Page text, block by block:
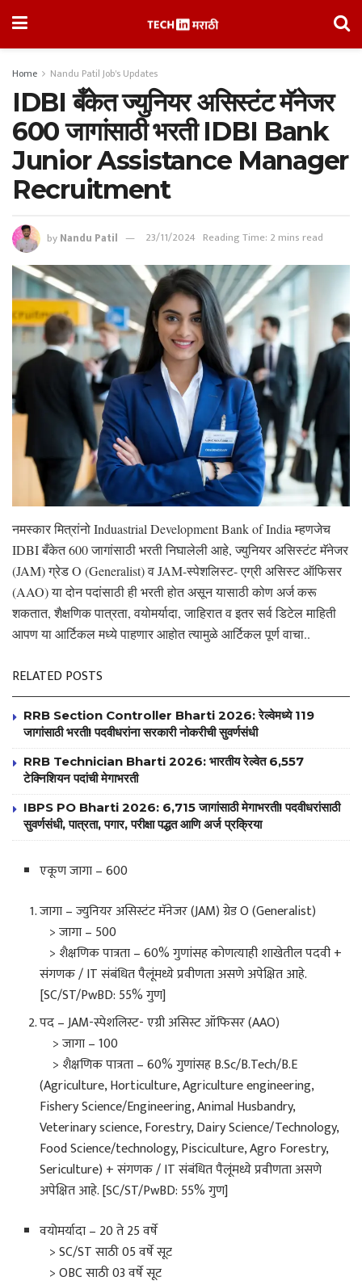
Home Nandu Patil Job's Updates
IDBI बँकेत ज्युनियर असिस्टंट मॅनेजर
600 जागांसाठी भरती IDBI Bank
Junior Assistance Manager
Recruitment
byNandu Patil 23/11/2024 Reading Time: 2 mins read
नमस्कार मित्रांनो Induastrial Development Bank of India म्हणजेच
IDBI बँकेत 600 जागांसाठी भरती निघालेली आहे, ज्युनियर असिस्टंट मॅनेजर
(JAM) ग्रेड O (Generalist) व JAM-स्पेशलिस्ट- एग्री असिस्ट ऑफिसर
(AAO) या दोन पदांसाठी ही भरती होत असून यासाठी कोण अर्ज करू
शकतात, शैक्षणिक पात्रता, वयोमर्यादा, जाहिरात व इतर सर्व डिटेल माहिती
आपण या आर्टिकल मध्ये पाहणार आहोत त्यामुळे आर्टिकल पूर्ण वाचा..
RELATED POSTS
RRB Section Controller Bharti 2026: रेल्वेमध्ये 119
जागांसाठी भरती! पदवीधरांना सरकारी नोकरीची सुवर्णसंधी
RRB Technician Bharti 2026: भारतीय रेल्वेत 6,557
टेक्निशियन पदांची मेगाभरती
IBPS PO Bharti 2026: 6,715 जागांसाठी मेगाभरती! पदवीधरांसाठी
सुवर्णसंधी, पात्रता, पगार, परीक्षा पद्धत आणि अर्ज प्रक्रिया
एकूण जागा – 600
जागा – ज्युनियर असिस्टंट मॅनेजर (JAM) ग्रेड O (Generalist)
> जागा – 500
> शैक्षणिक पात्रता – 60% गुणांसह कोणत्याही शाखेतील पदवी +
संगणक / IT संबंधित पैलूंमध्ये प्रवीणता असणे अपेक्षित आहे.
[SC/ST/PwBD: 55% गुण]
पद – JAM-स्पेशलिस्ट- एग्री असिस्ट ऑफिसर (AAO)
> जागा – 100
> शैक्षणिक पात्रता – 60% गुणांसह B.Sc/B.Tech/B.E
(Agriculture, Horticulture, Agriculture engineering,
Fishery Science/Engineering, Animal Husbandry,
Veterinary science, Forestry, Dairy Science/Technology,
Food Science/technology, Pisciculture, Agro Forestry,
Sericulture) + संगणक / IT संबंधित पैलूंमध्ये प्रवीणता असणे
अपेक्षित आहे. [SC/ST/PwBD: 55% गुण]
वयोमर्यादा – 20 ते 25 वर्षे
> SC/ST साठी 05 वर्षे सूट
> OBC साठी 03 वर्षे सूट